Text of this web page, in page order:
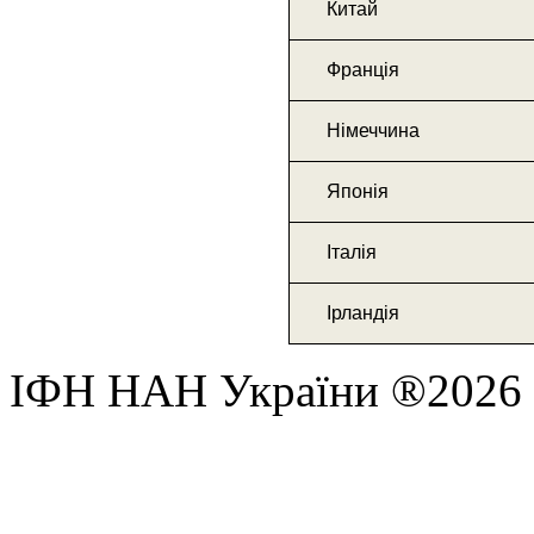
Китай
Франція
Німеччина
Японія
Італія
Ірландія
ІФН НАН України ®2026